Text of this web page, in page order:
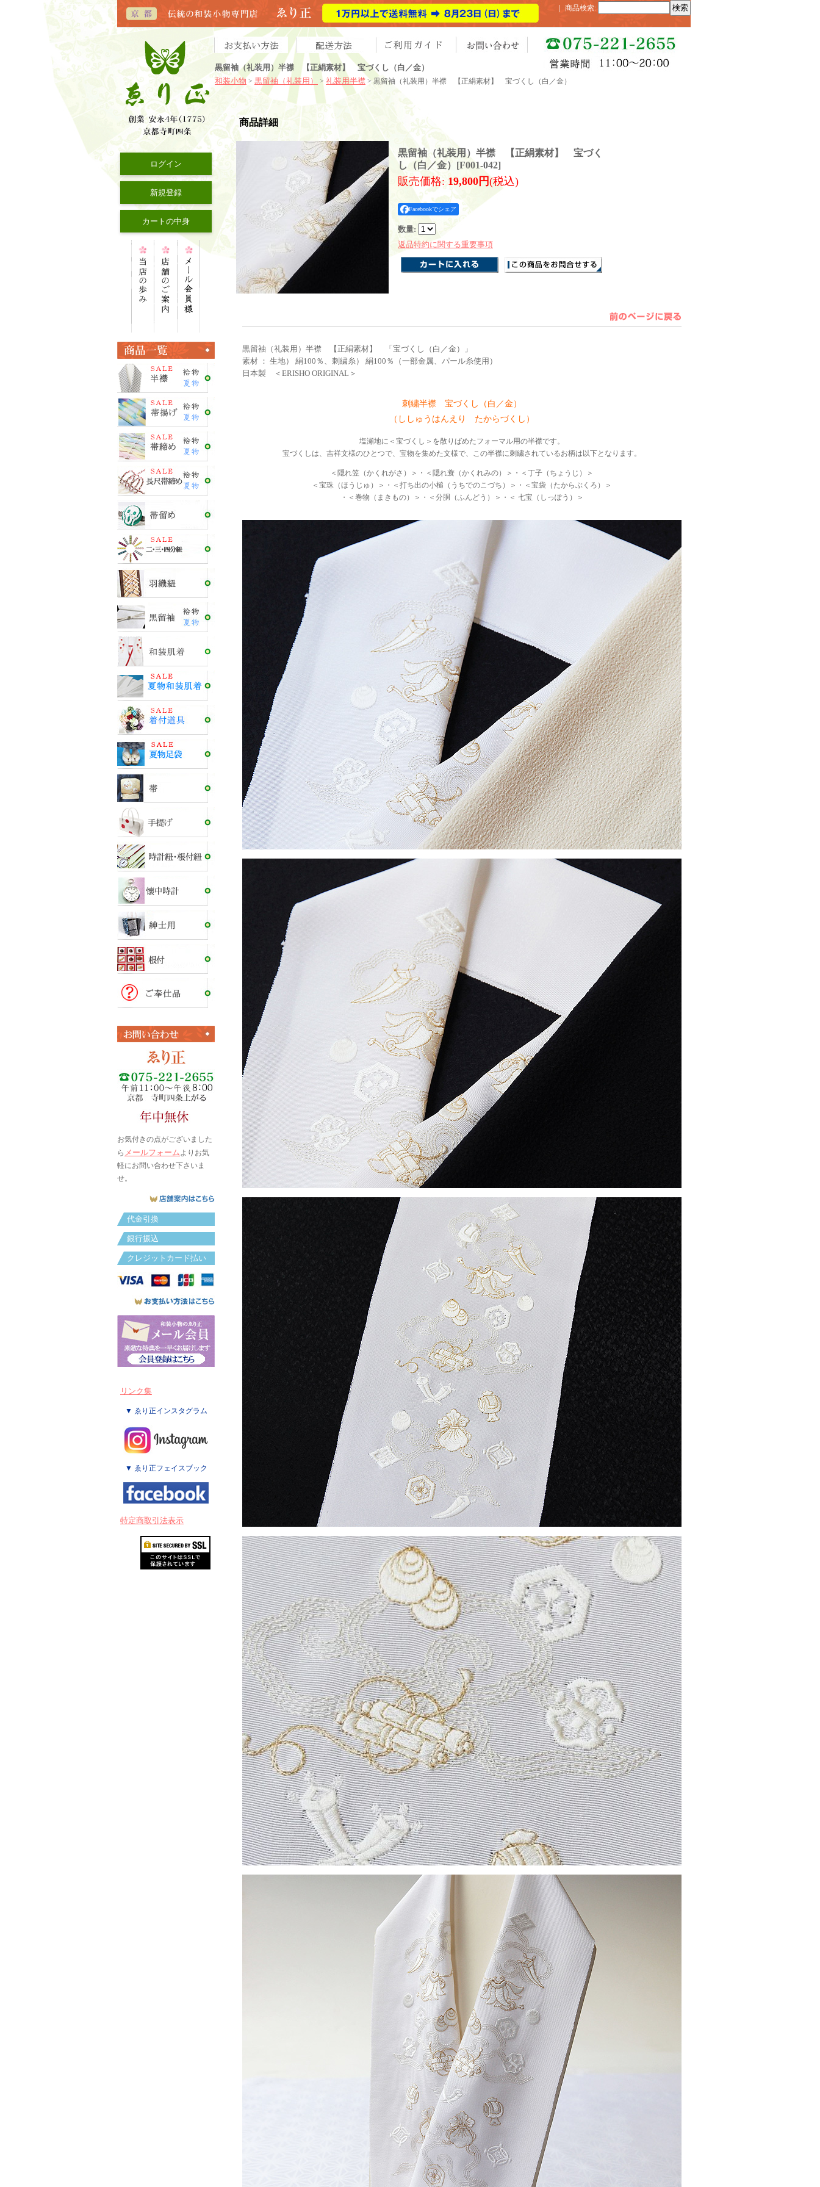
黒留袖（礼装用）半襟 【正絹素材】 宝づくし（白／金）
和装小物 > 黒留袖（礼装用） > 礼装用半襟 > 黒留袖（礼装用）半襟 【正絹素材】 宝づくし（白／金）
商品検索:
ログイン
新規登録
カートの中身
お気付きの点がございました
ら メールフォームよりお気
軽にお問い合わせ下さいま
せ。
代金引換
銀行振込
クレジットカード払い
リンク集
▼ ゑり正インスタグラム
▼ ゑり正フェイスブック
特定商取引法表示
商品詳細
黒留袖（礼装用）半襟 【正絹素材】 宝づく
し（白／金） [F001-042]
販売価格: 19,800円(税込)
Facebookでシェア
数量:
返品特約に関する重要事項
黒留袖（礼装用）半襟 【正絹素材】 「宝づくし（白／金）」
素材 ： 生地） 絹100％、刺繍糸） 絹100％（一部金属、パール糸使用）
日本製 ＜ERISHO ORIGINAL＞
刺繍半襟 宝づくし（白／金）
（ししゅうはんえり たからづくし）
塩瀬地に＜宝づくし＞を散りばめたフォーマル用の半襟です。
宝づくしは、吉祥文様のひとつで、宝物を集めた文様で、この半襟に刺繍されているお柄は以下となります。
＜隠れ笠（かくれがさ）＞・＜隠れ蓑（かくれみの）＞・＜丁子（ちょうじ）＞
＜宝珠（ほうじゅ）＞・＜打ち出の小槌（うちでのこづち）＞・＜宝袋（たからぶくろ）＞
・＜巻物（まきもの）＞・＜分胴（ふんどう）＞・＜ 七宝（しっぽう）＞